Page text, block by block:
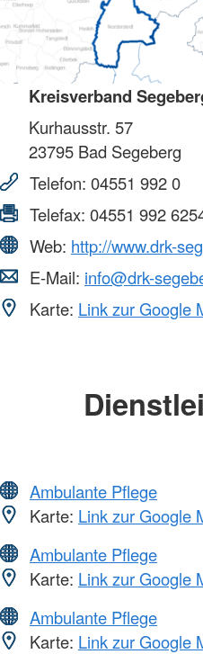
Kreisverband
Kurhausstr. 57
23795 Bad Segeberg
Telefon: 04551 992 0
Telefax: 04551 992
Web: http://www.drk-
E-Mail: info@drk-
Karte: Link zur Google
Ambulante Pflege
Karte: Link zur Google
Ambulante Pflege
Karte: Link zur Google
Ambulante Pflege
Karte: Link zur Google